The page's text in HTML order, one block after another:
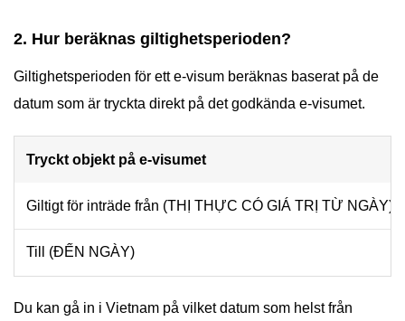
2. Hur beräknas giltighetsperioden?
Giltighetsperioden för ett e-visum beräknas baserat på de
datum som är tryckta direkt på det godkända e-visumet.
Tryckt objekt på e-visumet
Giltigt för inträde från (THỊ THỰC CÓ GIÁ TRỊ TỪ NGÀY)
Till (ĐẾN NGÀY)
Du kan gå in i Vietnam på vilket datum som helst från